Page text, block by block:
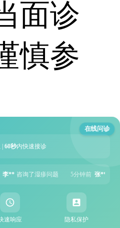
面诊
慎参
在线问诊
60秒内快速接诊
张** 咨询了过敏性鼻炎问题 6分钟前
速响应 隐私保护